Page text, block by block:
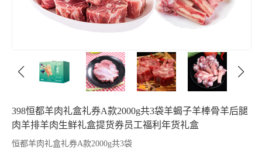
398恒都羊肉礼盒礼券A款2000g共3袋羊蝎子羊棒骨羊后腿
肉羊排羊肉生鲜礼盒提货券员工福利年货礼盒
恒都羊肉礼盒礼券A款2000g共3袋